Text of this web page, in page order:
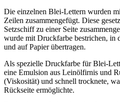
Die einzelnen Blei-Lettern wurden
Zeilen zusammengefügt. Diese
Setzschiff zu einer Seite
wurde mit Druckfarbe bestrichen, in
und auf Papier übertragen.
Als spezielle Druckfarbe für Blei-
eine Emulsion aus Leinölfirnis und
(Viskosität) und schnell trocknete,
Rückseite ermöglichte.